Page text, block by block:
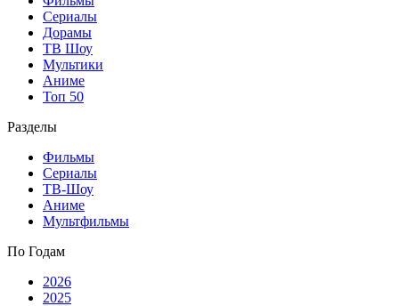
Сериалы
Дорамы
ТВ Шоу
Мультики
Аниме
Топ 50
Разделы
Фильмы
Сериалы
ТВ-Шоу
Аниме
Мультфильмы
По Годам
2026
2025